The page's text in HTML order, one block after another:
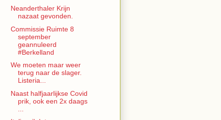
Neanderthaler Krijn
nazaat gevonden.
Commissie Ruimte 8
september
geannuleerd
#Berkelland
We moeten maar weer
terug naar de slager.
Listeria...
Naast halfjaarlijkse Covid
prik, ook een 2x daags